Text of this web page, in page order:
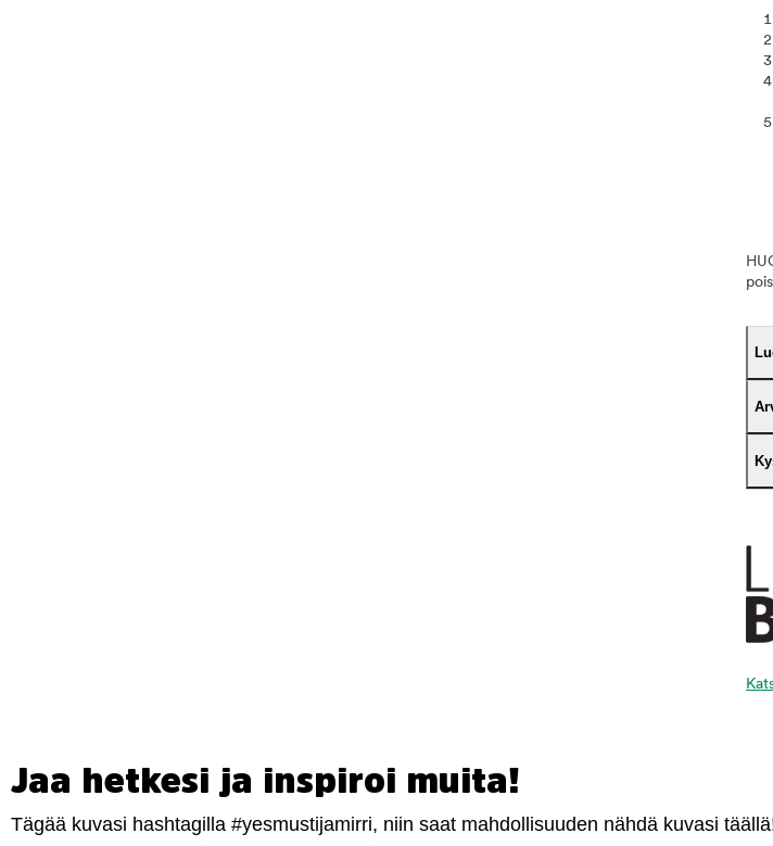
Jaa hetkesi ja inspiroi muita!
Tägää kuvasi hashtagilla #yesmustijamirri, niin saat mahdollisuuden nähdä kuvasi